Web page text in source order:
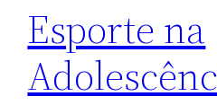
Esporte na